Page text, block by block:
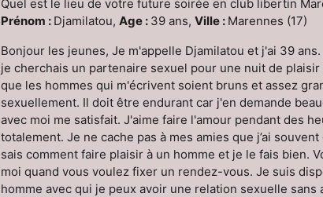
Quel est le lieu de votre future soirée en club libertin
Prénom : Djamilatou, Age : 39 ans, Ville : Marennes (17)
Bonjour les jeunes, Je m'appelle Djamilatou et j'ai 39
je cherchais un partenaire sexuel pour une nuit de
que les hommes qui m'écrivent soient bruns et assez
sexuellement. Il doit être endurant car j'en demande
avec moi me satisfait. J'aime faire l'amour pendant des
totalement. Je ne cache pas à mes amies que j’ai
sais comment faire plaisir à un homme et je le fais bien.
moi quand vous voulez fixer un rendez-vous. Je suis
homme avec qui je peux avoir une relation sexuelle